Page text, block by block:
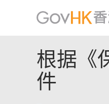
根据《
件